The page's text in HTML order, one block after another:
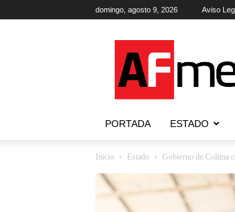
domingo, agosto 9, 2026 Aviso
de
PORTADA ESTADO
Inicio Estado Gobierno de Colima